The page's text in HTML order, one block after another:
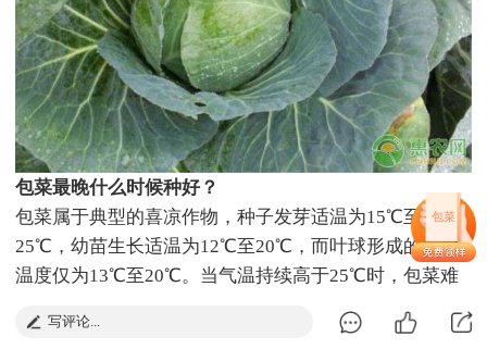
包菜
包菜最晚什么时候种好？
包菜属于典型的喜凉作物，种子发芽适温为15℃至
25℃，幼苗生长适温为12℃至20℃，而叶球形成的最适
温度仅为13℃至20℃。当气温持续高于25℃时，包菜难
植株基本停止生长。因此，任何地区确定最晚播种期，
写评论...